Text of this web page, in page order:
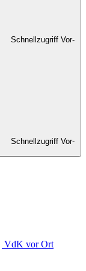
Schnellzugriff Vor-
Schnellzugriff Vor-
VdK vor Ort